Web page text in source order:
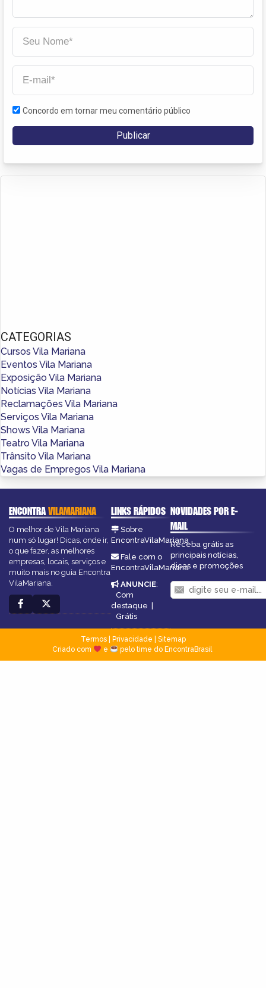
Concordo em tornar meu comentário público
CATEGORIAS
Cursos Vila Mariana
Eventos Vila Mariana
Exposição Vila Mariana
Notícias Vila Mariana
Reclamações Vila Mariana
Serviços Vila Mariana
Shows Vila Mariana
Teatro Vila Mariana
Trânsito Vila Mariana
Vagas de Empregos Vila Mariana
ENCONTRAVILAMARIANA
O melhor de Vila Mariana
num só lugar! Dicas, onde ir,
o que fazer, as melhores
empresas, locais, serviços e
muito mais no guia Encontra
VilaMariana.
LINKS RÁPIDOS
Sobre
EncontraVilaMariana
Fale com o
EncontraVilaMariana
ANUNCIE:
Com
destaque
Grátis
NOVIDADES POR E-
MAIL
Receba grátis as
principais notícias,
dicas e promoções
Termos| Privacidade
Sitemap
Criado com
e pelo time do EncontraBrasil